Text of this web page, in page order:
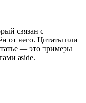
связан с
от него. Цитаты или
— это примеры
aside.